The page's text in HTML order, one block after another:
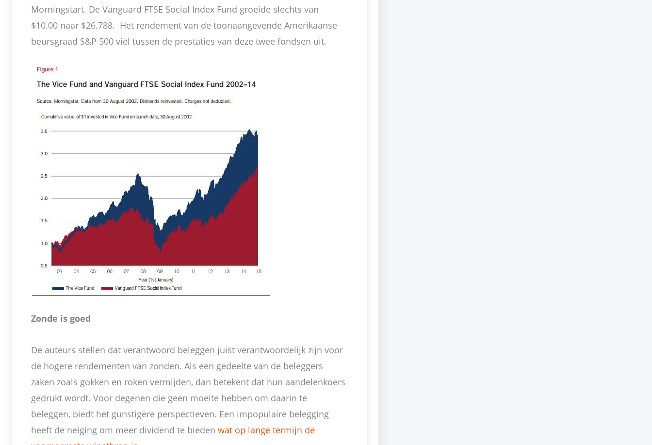
Morningstart. De Vanguard FTSE Social Index Fund groeide slechts van
$10.00 naar $26.788. Het rendement van de toonaangevende Amerikaanse
beursgraad S&P 500 viel tussen de prestaties van deze twee fondsen uit.
Zonde is goed
De auteurs stellen dat verantwoord beleggen juist verantwoordelijk zijn voor
de hogere rendementen van zonden. Als een gedeelte van de beleggers
zaken zoals gokken en roken vermijden, dan betekent dat hun aandelenkoers
gedrukt wordt. Voor degenen die geen moeite hebben om daarin te
beleggen, biedt het gunstigere perspectieven. Een impopulaire belegging
heeft de neiging om meer dividend te bieden wat op lange termijn de